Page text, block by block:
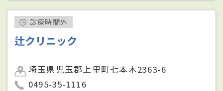
診療時間外
辻クリニック
埼玉県児玉郡上里町七本木2363-6
0495-35-1116